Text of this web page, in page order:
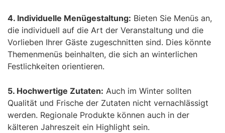
4. Individuelle Menügestaltung: Bieten Sie Menüs an,
die individuell auf die Art der Veranstaltung und die
Vorlieben Ihrer Gäste zugeschnitten sind. Dies könnte
Themenmenüs beinhalten, die sich an winterlichen
Festlichkeiten orientieren.
5. Hochwertige Zutaten: Auch im Winter sollten
Qualität und Frische der Zutaten nicht vernachlässigt
werden. Regionale Produkte können auch in der
kälteren Jahreszeit ein Highlight sein.